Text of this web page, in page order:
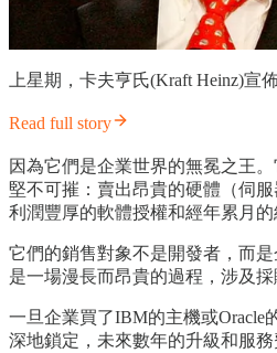
上星期，卡夫亨氏(Kraft Heinz)宣
Read full story
因為它們是企業世界的無冕之王
堅不可摧：賣出昂貴的硬體（伺
利潤豐厚的軟體授權和經年累月的
它們的銷售對象不是開發者，而
是一場漫長而昂貴的過程，涉及採
一旦企業買了IBM的主機或Oracle
深地鎖定，未來數年的升級和服